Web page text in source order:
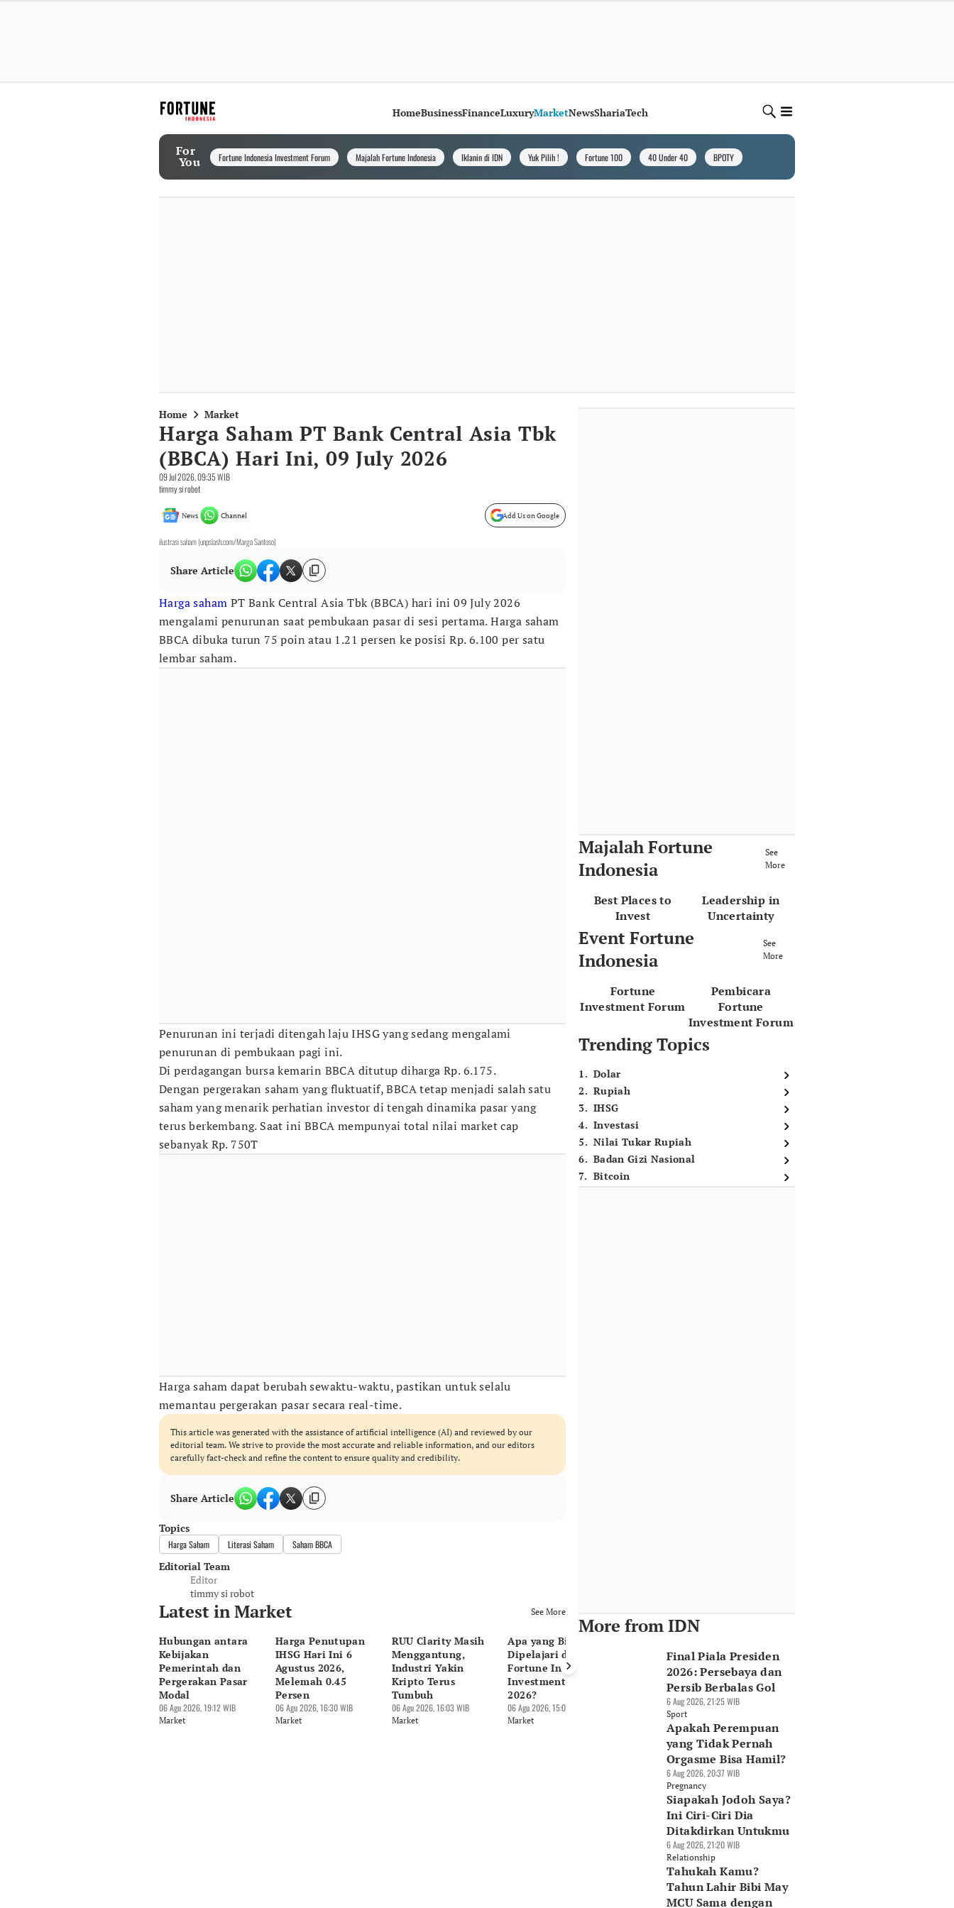
HomeBusinessFinanceLuxuryMarketNewsShariaTech
For
You Fortune Indonesia Investment Forum Majalah Fortune Indonesia Iklanin di IDN Yuk Pilih ! Fortune 100 40 Under 40 BPOTY
Home Market
Harga Saham PT Bank Central Asia Tbk
(BBCA) Hari Ini, 09 July 2026
09 Jul 2026, 09:35 WIB
timmy si robot
News Channel Add Us on Google
ilustrasi saham (unpslash.com/Marga Santoso)
Share Article
Harga saham PT Bank Central Asia Tbk (BBCA) hari ini 09 July 2026
mengalami penurunan saat pembukaan pasar di sesi pertama. Harga saham
BBCA dibuka turun 75 poin atau 1.21 persen ke posisi Rp. 6.100 per satu
lembar saham.
Penurunan ini terjadi ditengah laju IHSG yang sedang mengalami
penurunan di pembukaan pagi ini.
Di perdagangan bursa kemarin BBCA ditutup diharga Rp. 6.175.
Dengan pergerakan saham yang fluktuatif, BBCA tetap menjadi salah satu
saham yang menarik perhatian investor di tengah dinamika pasar yang
terus berkembang. Saat ini BBCA mempunyai total nilai market cap
sebanyak Rp. 750T
Harga saham dapat berubah sewaktu-waktu, pastikan untuk selalu
memantau pergerakan pasar secara real-time.
This article was generated with the assistance of artificial intelligence (AI) and reviewed by our
editorial team. We strive to provide the most accurate and reliable information, and our editors
carefully fact-check and refine the content to ensure quality and credibility.
Share Article
Topics
Harga Saham Literasi Saham Saham BBCA
Editorial Team
Editor
timmy si robot
Latest in Market See More
Hubungan antara
Kebijakan
Pemerintah dan
Pergerakan Pasar
Modal
06 Agu 2026, 19:12 WIB
Market
Harga Penutupan
IHSG Hari Ini 6
Agustus 2026,
Melemah 0.45
Persen
06 Agu 2026, 16:30 WIB
Market
RUU Clarity Masih
Menggantung,
Industri Yakin
Kripto Terus
Tumbuh
06 Agu 2026, 16:03 WIB
Market
Apa yang Bisa
Dipelajari dari
Fortune Indonesia
Investment Forum
2026?
06 Agu 2026, 15:06 WIB
Market
Perhiasan Hari Ini, 6
Agustus 2026:
Berkisar Rp688 Ribu
06 Agu 2026, 14:07 WIB
500, Dow Jones, dan
Nasdaq
06 Agu 2026, 13:31 WIB
Market
Majalah Fortune
Indonesia
See
More
Best Places to
Invest
Leadership in
Uncertainty
Event Fortune
Indonesia
See
More
Fortune
Investment Forum
Pembicara
Fortune
Investment Forum
Trending Topics
1. Dolar
2. Rupiah
3. IHSG
4. Investasi
5. Nilai Tukar Rupiah
6. Badan Gizi Nasional
7. Bitcoin
More from IDN
Final Piala Presiden
2026: Persebaya dan
Persib Berbalas Gol
6 Aug 2026, 21:25 WIB
Sport
Apakah Perempuan
yang Tidak Pernah
Orgasme Bisa Hamil?
6 Aug 2026, 20:37 WIB
Pregnancy
Siapakah Jodoh Saya?
Ini Ciri-Ciri Dia
Ditakdirkan Untukmu
6 Aug 2026, 21:20 WIB
Relationship
Tahukah Kamu?
Tahun Lahir Bibi May
MCU Sama dengan